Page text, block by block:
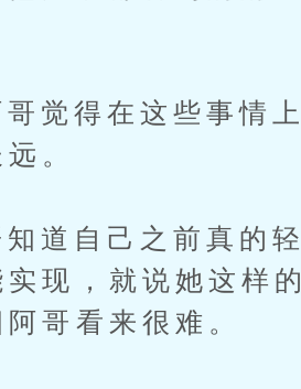
得在这些事情上
。
自己之前真的轻
现，就说她这样的
哥看来很难。